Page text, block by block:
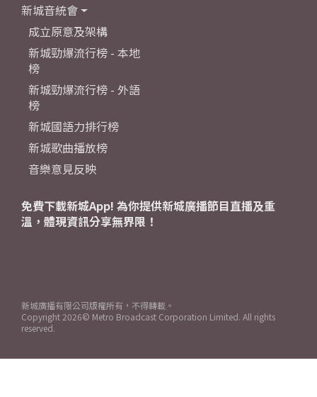
新城音統會
成立原意及架構
新城勁爆流行榜 - 本地
榜
新城勁爆流行榜 - 外語
榜
新城國語力排行榜
新城歌曲播放榜
音樂意見反映
免費下載新城App! 為你提供新城廣播節目直播及重
溫，體現資訊分享無界限！
新城廣播有限公司版權所有，不得轉載。
Copyright 2026© Metro Broadcast Corporation Limited. All rights
reserved.